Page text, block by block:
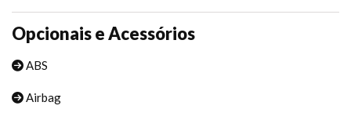
Opcionais e Acessórios
ABS
Airbag